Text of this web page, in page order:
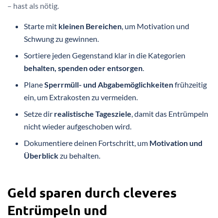
– hast als nötig.
Starte mit kleinen Bereichen, um Motivation und
Schwung zu gewinnen.
Sortiere jeden Gegenstand klar in die Kategorien
behalten, spenden oder entsorgen.
PlaneSperrmüll- und Abgabemöglichkeitenfrühzeitig
ein, um Extrakosten zu vermeiden.
Setze dir realistische Tagesziele, damit das Entrümpeln
nicht wieder aufgeschoben wird.
Dokumentiere deinen Fortschritt, um Motivation und
Überblickzu behalten.
Geld sparen durch cleveres
Entrümpeln und